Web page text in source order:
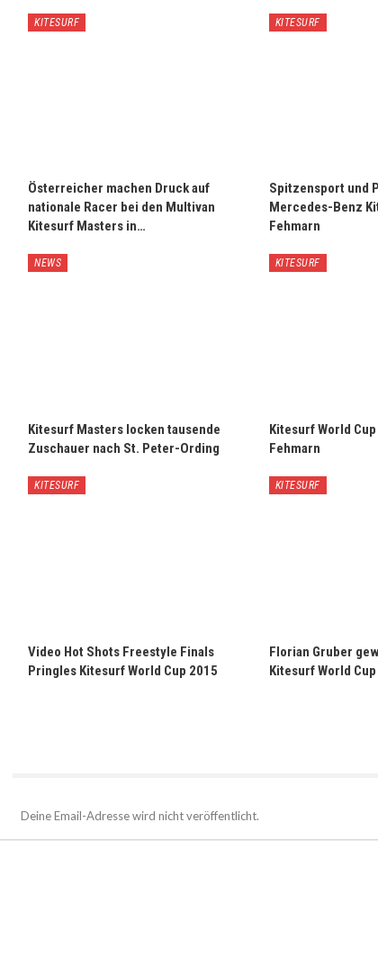
KITESURF
Österreicher machen Druck auf
nationale Racer bei den Multivan
Kitesurf Masters in…
KITESURF
Spitzensport und
Mercedes-Benz
Fehmarn
NEWS
Kitesurf Masters locken tausende
Zuschauer nach St. Peter-Ording
KITESURF
Kitesurf World
Fehmarn
KITESURF
Video Hot Shots Freestyle Finals
Pringles Kitesurf World Cup 2015
KITESURF
Florian Gruber
Kitesurf World Cup
Deine Email-Adresse wird nicht veröffentlicht.